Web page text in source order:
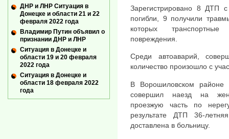
Зарегистрировано 8 ДТП
погибли, 9 получили
которых
повреждения.
Среди автоаварий,
количество произошло с
В Ворошиловском районе
совершил наезд на
проезжую часть по
результате ДТП 36-
доставлена в больницу.
ДНР и ЛНР Ситуация в
Донецке и области 21 и 22
февраля 2022 года
Владимир Путин объявил о
признании ДНР и ЛНР
Ситуация в Донецке и
области 19 и 20 февраля
2022 года
Ситуация в Донецке и
области 18 февраля 2022
года